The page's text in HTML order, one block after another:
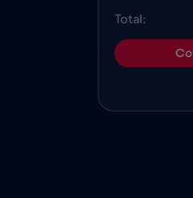
Total: